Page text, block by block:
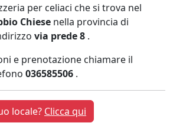
per celiaci che si trova nel
Chiese nella provincia di
via prede 8 .
e prenotazione chiamare il
036585506 .
locale? Clicca qui